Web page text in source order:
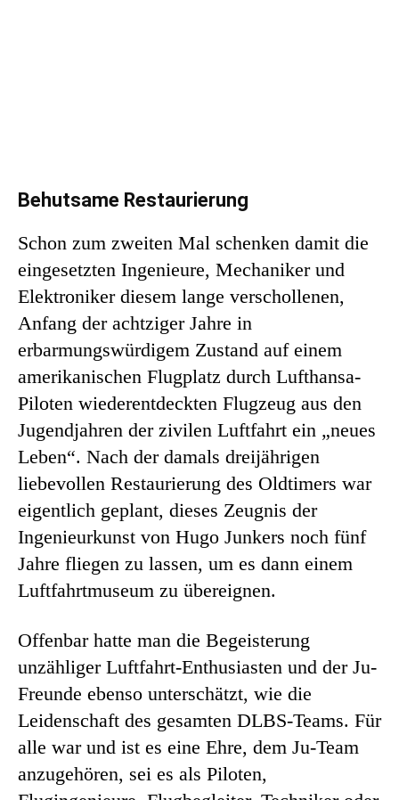
Behutsame Restaurierung
Schon zum zweiten Mal schenken damit die
eingesetzten Ingenieure, Mechaniker und
Elektroniker diesem lange verschollenen,
Anfang der achtziger Jahre in
erbarmungswürdigem Zustand auf einem
amerikanischen Flugplatz durch Lufthansa-
Piloten wiederentdeckten Flugzeug aus den
Jugendjahren der zivilen Luftfahrt ein „neues
Leben“. Nach der damals dreijährigen
liebevollen Restaurierung des Oldtimers war
eigentlich geplant, dieses Zeugnis der
Ingenieurkunst von Hugo Junkers noch fünf
Jahre fliegen zu lassen, um es dann einem
Luftfahrtmuseum zu übereignen.
Offenbar hatte man die Begeisterung
unzähliger Luftfahrt-Enthusiasten und der Ju-
Freunde ebenso unterschätzt, wie die
Leidenschaft des gesamten DLBS-Teams. Für
alle war und ist es eine Ehre, dem Ju-Team
anzugehören, sei es als Piloten,